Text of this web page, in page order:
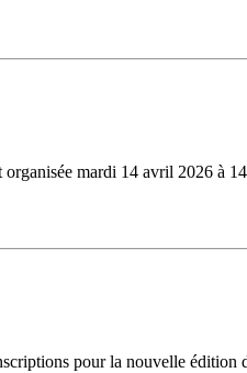
mardi 14 avril 2026 à
pour la nouvelle édition